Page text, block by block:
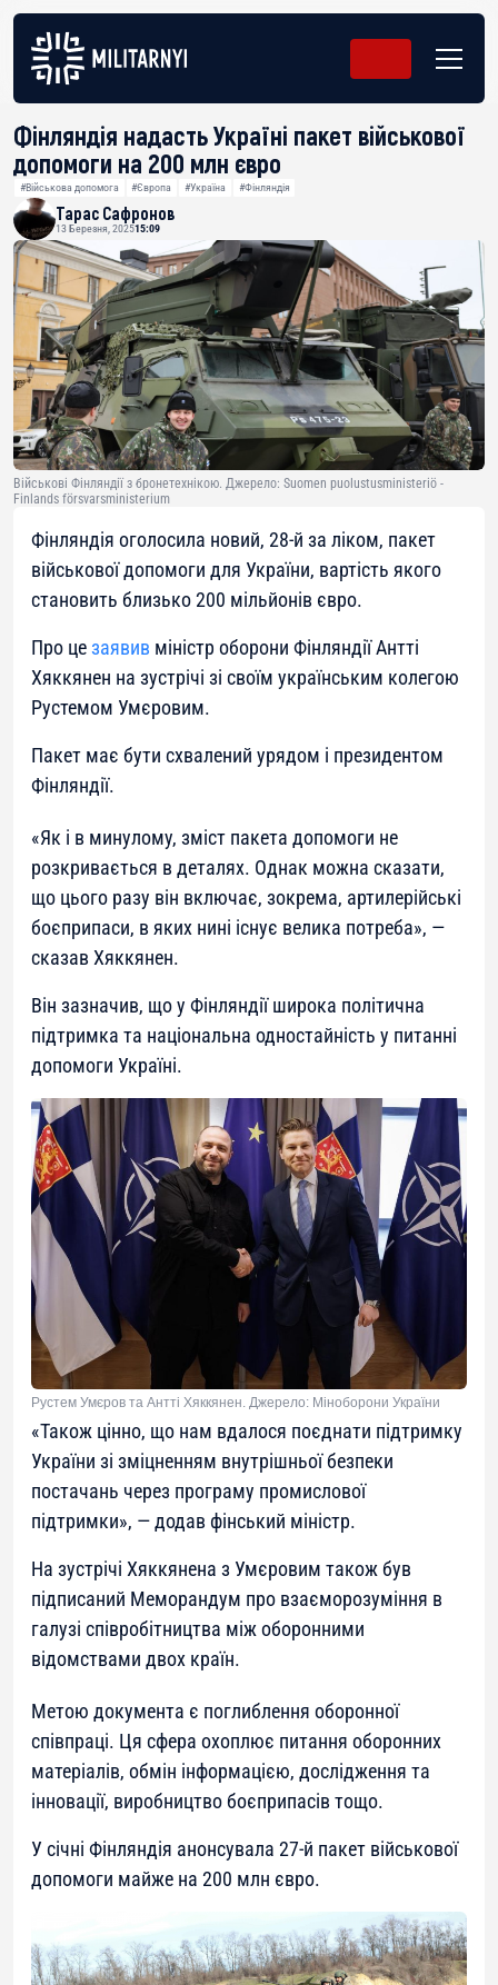
Фінляндія надасть Україні пакет військової
допомоги на 200 млн євро
#Військова допомога #Європа #Україна #Фінляндія
Тарас Сафронов
13 Березня, 202515:09
Військові Фінляндії з бронетехнікою. Джерело: Suomen puolustusministeriö -
Finlands försvarsministerium
Фінляндія оголосила новий, 28-й за ліком, пакет
військової допомоги для України, вартість якого
становить близько 200 мільйонів євро.
Про цезаявив міністр оборони Фінляндії Антті
Хяккянен на зустрічі зі своїм українським колегою
Рустемом Умєровим.
Пакет має бути схвалений урядом і президентом
Фінляндії.
«Як і в минулому, зміст пакета допомоги не
розкривається в деталях. Однак можна сказати,
що цього разу він включає, зокрема, артилерійські
боєприпаси, в яких нині існує велика потреба», —
сказав Хяккянен.
Він зазначив, що у Фінляндії широка політична
підтримка та національна одностайність у питанні
допомоги Україні.
Рустем Умєров та Антті Хяккянен. Джерело: Міноборони України
«Також цінно, що нам вдалося поєднати підтримку
України зі зміцненням внутрішньої безпеки
постачань через програму промислової
підтримки», — додав фінський міністр.
На зустрічі Хяккянена з Умєровим також був
підписаний Меморандум про взаєморозуміння в
галузі співробітництва між оборонними
відомствами двох країн.
Метою документа є поглиблення оборонної
співпраці. Ця сфера охоплює питання оборонних
матеріалів, обмін інформацією, дослідження та
інновації, виробництво боєприпасів тощо.
У січні Фінляндія анонсувала 27-й пакет військової
допомоги майже на 200 млн євро.